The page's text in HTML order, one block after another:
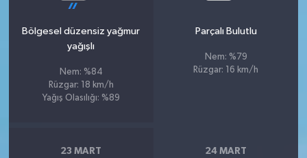
Bölgesel düzensiz yağmur
yağışlı
Nem: %84
Rüzgar: 18 km/h
Yağış Olasılığı: %89
Parçalı Bulutlu
Nem: %79
Rüzgar: 16 km/h
23 MART 24 MART